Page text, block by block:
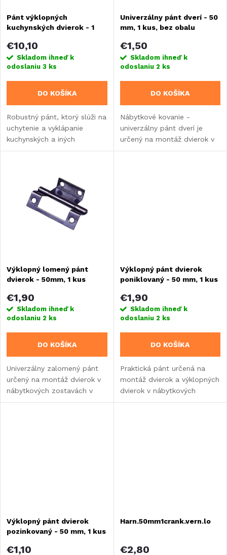
e
p
r
o
d
u
s
p
r
o
d
u
Pánt výklopných
kuchynských dvierok - 1
€10,10
Skladom ihneď k
odoslaniu 3 ks
DO KOŠÍKA
Robustný pánt, ktorý slúži na
uchytenie a vyklápanie
kuchynských a iných
nábytkových dielov v
stranovo nastaviteľný.
Univerzálny pánt dverí - 50
mm, 1 kus, bez obalu
€1,50
Skladom ihneď k
odoslaniu 2 ks
DO KOŠÍKA
Nábytkové kovanie -
univerzálny pánt dverí je
určený na montáž dvierok v
nábytkových zostavách v
Výklopný lomený pánt
dvierok - 50mm, 1 kus
€1,90
Skladom ihneď k
odoslaniu 2 ks
DO KOŠÍKA
Univerzálny zalomený pánt
určený na montáž dvierok v
nábytkových zostavách v
karavanoch, obytných
Výklopný pánt dvierok
poniklovaný - 50 mm, 1 kus
€1,90
Skladom ihneď k
odoslaniu 2 ks
DO KOŠÍKA
Praktická pánt určená na
montáž dvierok a výklopných
dvierok v nábytkových
zostavách v karavanoch,
Výklopný pánt dvierok
pozinkovaný - 50 mm, 1 kus
€1,10
Harn.50mm1crank.vern.lo
€2,80